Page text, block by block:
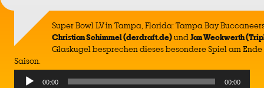
Super Bowl LV in Tampa, Florida: Tampa Bay
Christian Schimmel (derdraft.de)undJan Weckwerth
Glaskugel besprechen dieses besondere Spiel am
Saison.
Audio
00:00 00:00